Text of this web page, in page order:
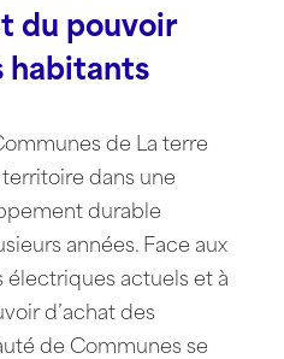
du pouvoir
habitants
de La terre
dans une
durable
années. Face aux
électriques actuels et à
d’achat des
de Communes se